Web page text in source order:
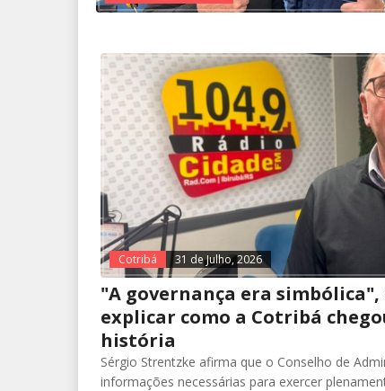
Cotribá 31 de Julho, 2026
"A governança era
explicar como a Cotribá
história
Sérgio Strentzke afirma que o Conselho de
informações necessárias para exercer